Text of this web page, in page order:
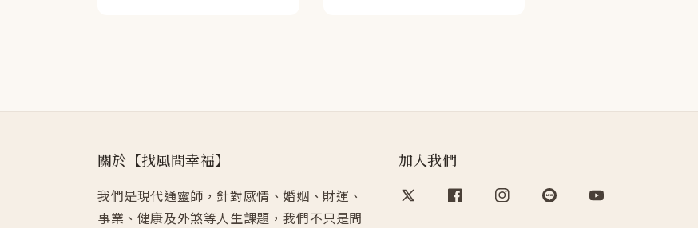
關於【找風問幸福】
我們是現代通靈師，針對感情、婚姻、財運、
事業、健康及外煞等人生課題，我們不只是問
加入我們